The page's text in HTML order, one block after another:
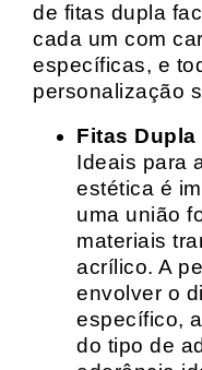
de fitas dupla
cada um com
específicas, e
personalização
Fitas Dupla
Ideais para
estética é
uma união
materiais
acrílico. A
envolver o
específico,
do tipo de